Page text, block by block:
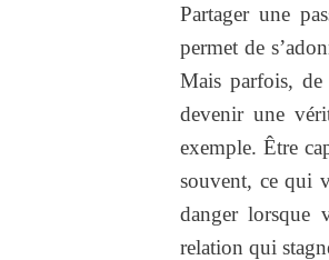
Partager une
permet de
Mais parfois, de
devenir une
exemple. Être
souvent, ce qui
danger lorsque
relation qui